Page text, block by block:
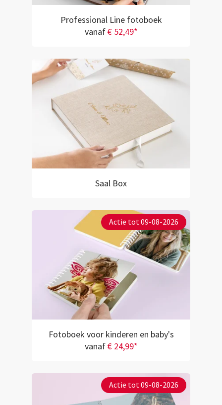
Professional Line fotoboek
vanaf€ 52,49*
Saal Box
Actie tot 09-08-2026
Fotoboek voor kinderen en baby's
vanaf€ 24,99*
Actie tot 09-08-2026